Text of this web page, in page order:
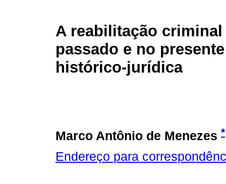
A reabilitação
passado e no
histórico-jurídica
Marco Antônio de Menezes *
Endereço para